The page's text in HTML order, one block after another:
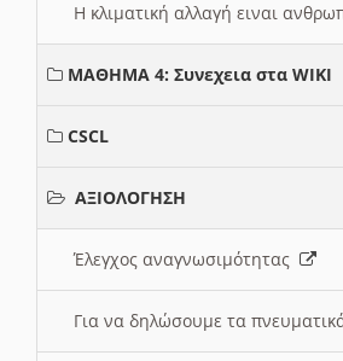
Η κλιματική αλλαγή ειναι
ΜΑΘΗΜΑ 4: Συνεχεια στα WIKI
CSCL
ΑΞΙΟΛΟΓΗΣΗ
Έλεγχος αναγνωσιμότητας
Για να δηλώσουμε τα